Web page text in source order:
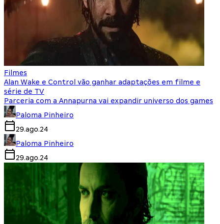
Filmes
Alan Wake e Control vão ganhar adaptações em filme e
série de TV
Parceria com a Annapurna vai expandir universo dos games
Paloma Pinheiro
29.ago.24
Paloma Pinheiro
29.ago.24